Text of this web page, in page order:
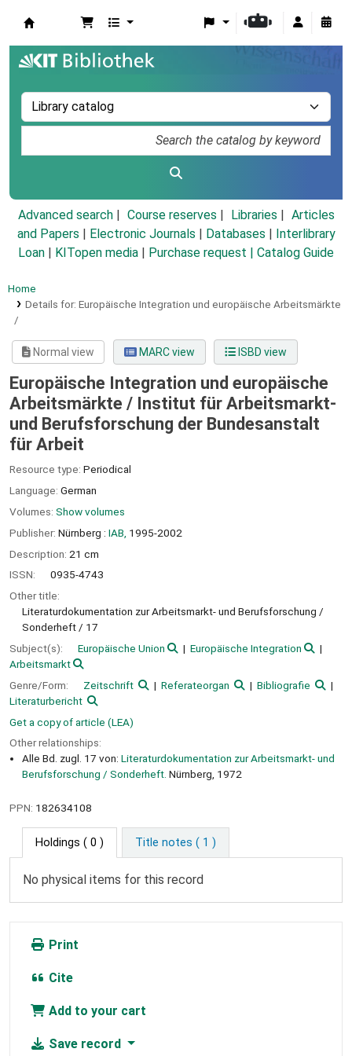
Advanced search Course reserves Libraries
Articles
and Papers
Electronic Journals Databases
Interlibrary
Loan
KITopen media Purchase request | Catalog Guide
Home
Details for: Europäische Integration und europäische Arbeitsmärkte
/
Normal view MARC view ISBD view
Europäische Integration und europäische
Arbeitsmärkte / Institut für Arbeitsmarkt-
und Berufsforschung der Bundesanstalt
für Arbeit
Resource type: Periodical
Language: German
Volumes: Show volumes
Publisher: Nürnberg : IAB, 1995-2002
Description: 21 cm
ISSN:
0935-4743
Other title:
Literaturdokumentation zur Arbeitsmarkt- und Berufsforschung /
Sonderheft / 17
Subject(s):
Europäische Union
Europäische Integration
Arbeitsmarkt
Genre/Form:
Zeitschrift Referateorgan
Bibliografie
Literaturbericht
Get a copy of article (LEA)
Other relationships:
Alle Bd. zugl. 17 von: Literaturdokumentation zur Arbeitsmarkt- und
Berufsforschung / Sonderheft. Nürnberg, 1972
PPN: 182634108
Holdings ( 0 ) Title notes ( 1 )
No physical items for this record
Print
Cite
Add to your cart
Save record